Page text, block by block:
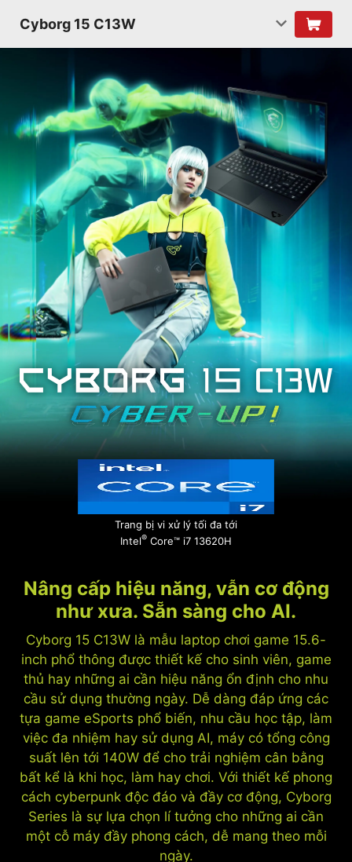
Cyborg 15 C13W
Trang bị vi xử lý tối đa tới
Intel® Core™ i7 13620H
Nâng cấp hiệu năng, vẫn cơ động
như xưa. Sẵn sàng cho AI.
Cyborg 15 C13W là mẫu laptop chơi game 15.6-
inch phổ thông được thiết kế cho sinh viên, game
thủ hay những ai cần hiệu năng ổn định cho nhu
cầu sử dụng thường ngày. Dễ dàng đáp ứng các
tựa game eSports phổ biến, nhu cầu học tập, làm
việc đa nhiệm hay sử dụng AI, máy có tổng công
suất lên tới 140W để cho trải nghiệm cân bằng
bất kể là khi học, làm hay chơi. Với thiết kế phong
cách cyberpunk độc đáo và đầy cơ động, Cyborg
Series là sự lựa chọn lí tưởng cho những ai cần
một cỗ máy đầy phong cách, dễ mang theo mỗi
ngày.